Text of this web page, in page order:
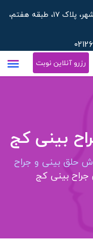
آدرس تهران، خیابان جردن، بلوار گلشهر، پلاک 17، طبقه هفتم،
رزرو آنلاین نوبت
بینی کج
حلق بینی و جراح
جراح بینی کج